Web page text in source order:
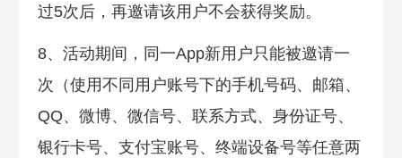
过5次后，再邀请该用户不会获得奖励。
8、活动期间，同一App新用户只能被邀请一
次（使用不同用户账号下的手机号码、邮箱、
QQ、微博、微信号、联系方式、身份证号、
银行卡号、支付宝账号、终端设备号等任意两